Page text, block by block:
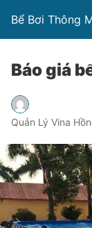
Bể Bơi Thông
Báo giá
Quản Lý Vina